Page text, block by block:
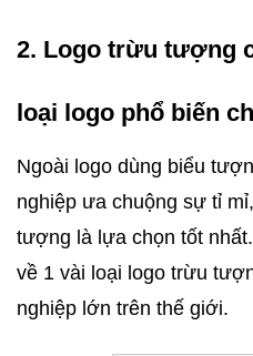
2. Logo trừu tượng
loại logo phổ biến
Ngoài logo dùng biểu
nghiệp ưa chuộng sự tỉ
tượng là lựa chọn tốt
về 1 vài loại logo trừu
nghiệp lớn trên thế giới.